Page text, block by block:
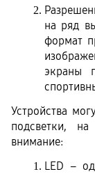
на ряд
формат
экраны
Устройства
подсветки,
внимание:
LED –